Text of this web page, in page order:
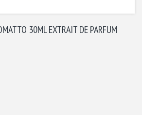
30ML EXTRAIT DE PARFUM